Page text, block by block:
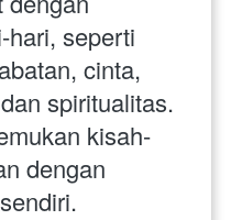
hari, seperti
cinta,
spiritualitas.
kisah-
dengan